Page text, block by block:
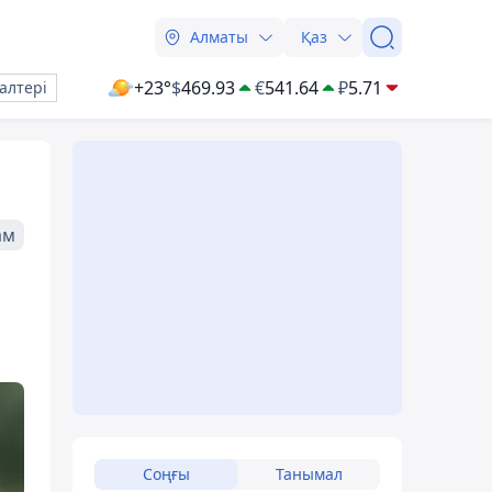
Алматы Қаз
+23°$469.93 €541.64 ₽5.71
Соңғы Танымал